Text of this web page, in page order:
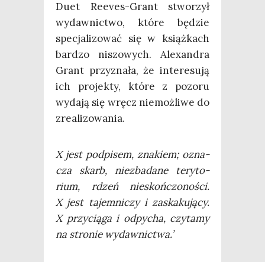
Duet Reeves-Grant stwo­rzył
wydaw­nic­two, któ­re będzie
spe­cja­li­zo­wać się w książ­kach
bar­dzo niszo­wych. Ale­xan­dra
Grant przy­zna­ła, że inte­re­su­ją
ich pro­jek­ty, któ­re z pozo­ru
wyda­ją się wręcz nie­moż­li­we do
zrealizowania.
X jest pod­pi­sem, zna­kiem; ozna­
cza skarb, nie­zba­da­ne tery­to­
rium, rdzeń nie­skoń­czo­no­ści.
X jest tajem­ni­czy i zaska­ku­ją­cy.
X przy­cią­ga i odpy­cha, czy­ta­my
na stro­nie wydawnictwa.’